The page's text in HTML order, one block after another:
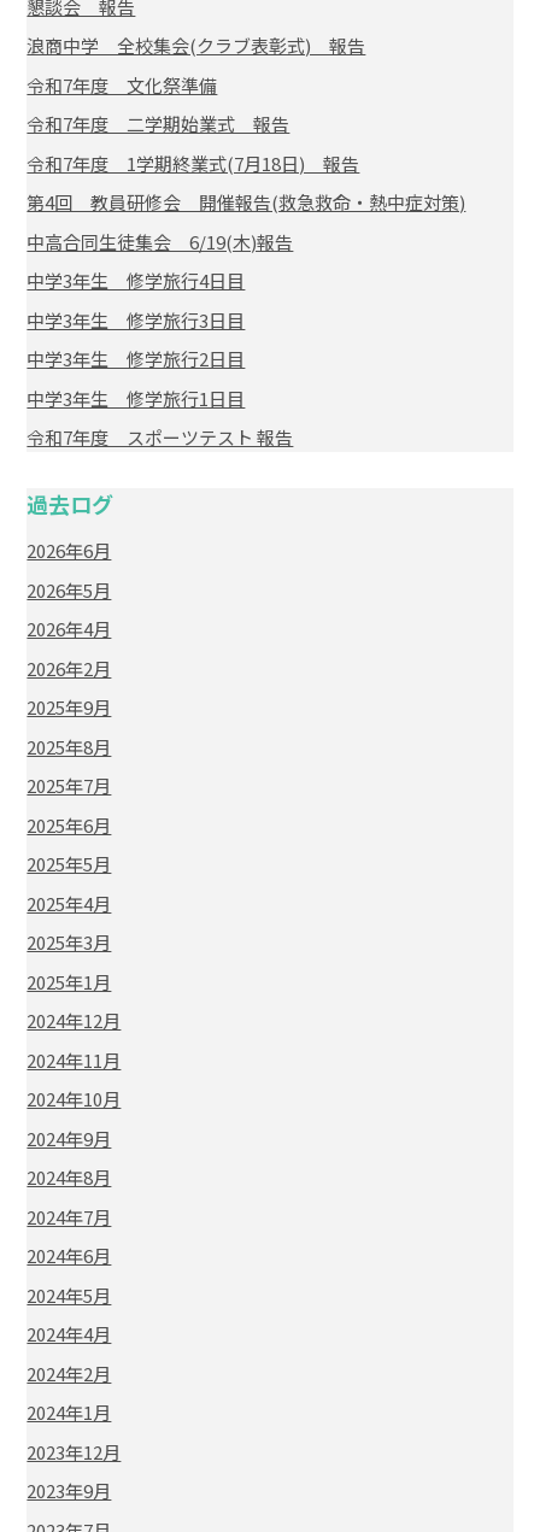
懇談会 報告
浪商中学 全校集会(クラブ表彰式) 報告
令和7年度 文化祭準備
令和7年度 二学期始業式 報告
令和7年度 1学期終業式(7月18日) 報告
第4回 教員研修会 開催報告(救急救命・熱中症対策)
中高合同生徒集会 6/19(木)報告
中学3年生 修学旅行4日目
中学3年生 修学旅行3日目
中学3年生 修学旅行2日目
中学3年生 修学旅行1日目
令和7年度 スポーツテスト 報告
過去ログ
2026年6月
2026年5月
2026年4月
2026年2月
2025年9月
2025年8月
2025年7月
2025年6月
2025年5月
2025年4月
2025年3月
2025年1月
2024年12月
2024年11月
2024年10月
2024年9月
2024年8月
2024年7月
2024年6月
2024年5月
2024年4月
2024年2月
2024年1月
2023年12月
2023年9月